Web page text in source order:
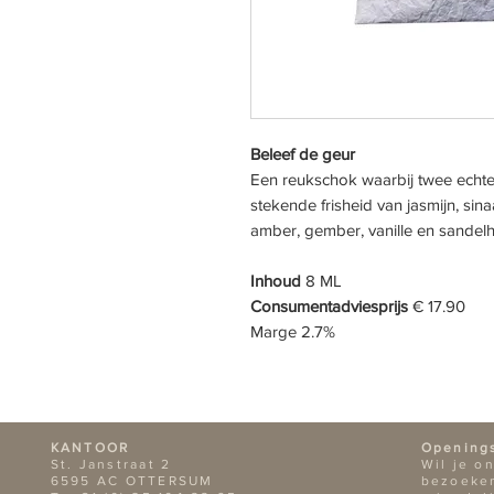
Beleef de geur
Een reukschok waarbij twee
stekende frisheid van jasmijn,
amber, gember, vanille en
Inhoud 8 ML
Consumentadviesprijs € 17.90
Marge 2.7%
KANTOOR
St. Janstraat 2
6595 AC OTTERSUM
Wil je